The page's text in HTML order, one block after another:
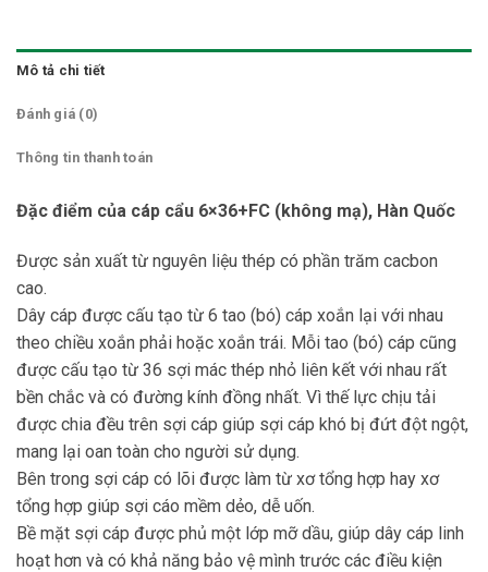
Mô tả chi tiết
Đánh giá (0)
Thông tin thanh toán
Đặc điểm của cáp cẩu 6×36+FC (không mạ), Hàn Quốc
Được sản xuất từ nguyên liệu thép có phần trăm cacbon
cao.
Dây cáp được cấu tạo từ 6 tao (bó) cáp xoắn lại với nhau
theo chiều xoắn phải hoặc xoắn trái. Mỗi tao (bó) cáp cũng
được cấu tạo từ 36 sợi mác thép nhỏ liên kết với nhau rất
bền chắc và có đường kính đồng nhất. Vì thế lực chịu tải
được chia đều trên sợi cáp giúp sợi cáp khó bị đứt đột ngột,
mang lại oan toàn cho người sử dụng.
Bên trong sợi cáp có lõi được làm từ xơ tổng hợp hay xơ
tổng hợp giúp sợi cáo mềm dẻo, dễ uốn.
Bề mặt sợi cáp được phủ một lớp mỡ dầu, giúp dây cáp linh
hoạt hơn và có khả năng bảo vệ mình trước các điều kiện